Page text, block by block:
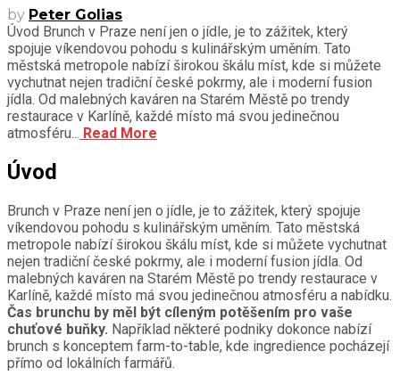
by Peter Golias
Úvod Brunch v Praze není jen o jídle, je to zážitek, který
spojuje víkendovou pohodu s kulinářským uměním. Tato
městská metropole nabízí širokou škálu míst, kde si můžete
vychutnat nejen tradiční české pokrmy, ale i moderní fusion
jídla. Od malebných kaváren na Starém Městě po trendy
restaurace v Karlíně, každé místo má svou jedinečnou
atmosféru... Read More
Úvod
Brunch v Praze není jen o jídle, je to zážitek, který spojuje
víkendovou pohodu s kulinářským uměním. Tato městská
metropole nabízí širokou škálu míst, kde si můžete vychutnat
nejen tradiční české pokrmy, ale i moderní fusion jídla. Od
malebných kaváren na Starém Městě po trendy restaurace v
Karlíně, každé místo má svou jedinečnou atmosféru a nabídku.
Čas brunchu by měl být cíleným potěšením pro vaše
chuťové buňky. Například některé podniky dokonce nabízí
brunch s konceptem farm-to-table, kde ingredience pocházejí
přímo od lokálních farmářů.